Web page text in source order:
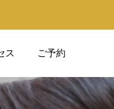
ス ご予約